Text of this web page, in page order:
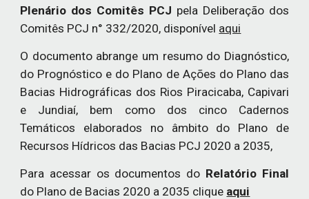
Plenário dos Comitês PCJ pela Deliberação dos
Comitês PCJ n° 332/2020, disponível aqui
O documento abrange um resumo do Diagnóstico,
do Prognóstico e do Plano de Ações do Plano das
Bacias Hidrográficas dos Rios Piracicaba, Capivari
e Jundiaí, bem como dos cinco Cadernos
Temáticos elaborados no âmbito do Plano de
Recursos Hídricos das Bacias PCJ 2020 a 2035,
Para acessar os documentos do Relatório Final
do Plano de Bacias 2020 a 2035 clique aqui